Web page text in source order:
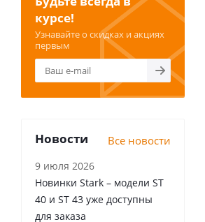
курсе!
Узнавайте о скидках и акциях
первым
Новости Все новости
9 июля 2026
Новинки Stark – модели ST
40 и ST 43 уже доступны
для заказа